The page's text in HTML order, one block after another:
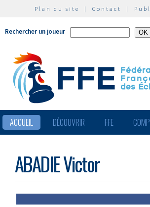
Plan du site | Contact |
Rechercher un joueur
ACCUEIL DÉCOUVRIR FFE
ABADIE Victor